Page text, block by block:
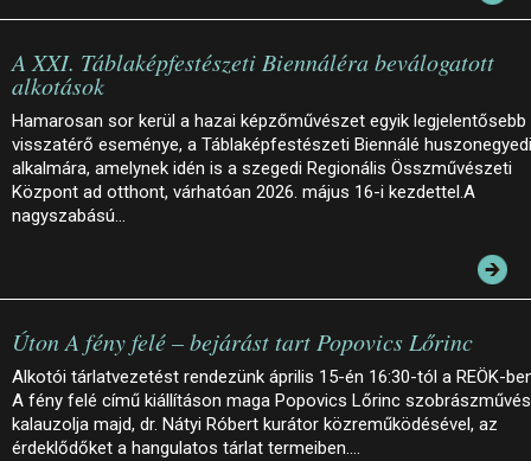
A XXI. Táblaképfestészeti Biennáléra beválogatott
alkotások
Hamarosan sor kerül a hazai képzőművészet egyik legjelentősebb
visszatérő eseménye, a Táblaképfestészeti Biennálé
alkalmára, amelynek idén is a szegedi Regionális Összművészeti
Központ ad otthont, várhatóan 2026. május 16-i kezdettel.A
nagyszabású…
Úton A fény felé – bejárást tart Popovics Lőrinc
Alkotói tárlatvezetést rendezünk április 15-én 16:30-tól a REÖK-
A fény felé című kiállításon maga Popovics Lőrinc
kalauzolja majd, dr. Nátyi Róbert kurátor közreműködésével, az
érdeklődőket a hangulatos tárlat termeiben.…